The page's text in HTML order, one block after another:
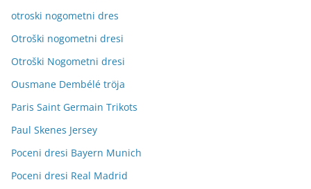
otroski nogometni dres
Otroški nogometni dresi
Otroški Nogometni dresi
Ousmane Dembélé tröja
Paris Saint Germain Trikots
Paul Skenes Jersey
Poceni dresi Bayern Munich
Poceni dresi Real Madrid